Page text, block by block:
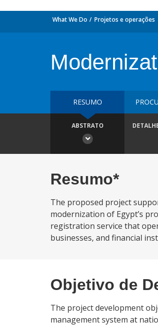
What We Do Projetos e operações
RESUMO
ABSTRATO
Resumo*
The proposed project
modernization of Egypt’s
registration service that
businesses, and financial
Objetivo de
The project development
management system at